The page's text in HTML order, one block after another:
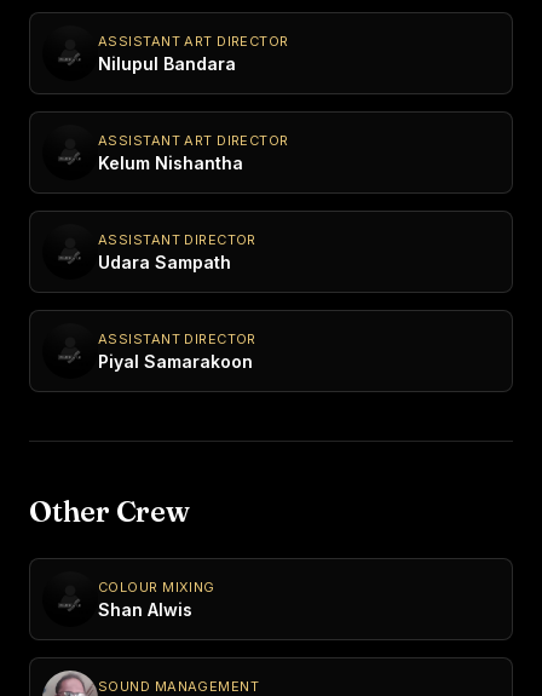
ASSISTANT ART DIRECTOR
Nilupul Bandara
ASSISTANT ART DIRECTOR
Kelum Nishantha
ASSISTANT DIRECTOR
Udara Sampath
ASSISTANT DIRECTOR
Piyal Samarakoon
Other Crew
COLOUR MIXING
Shan Alwis
SOUND MANAGEMENT